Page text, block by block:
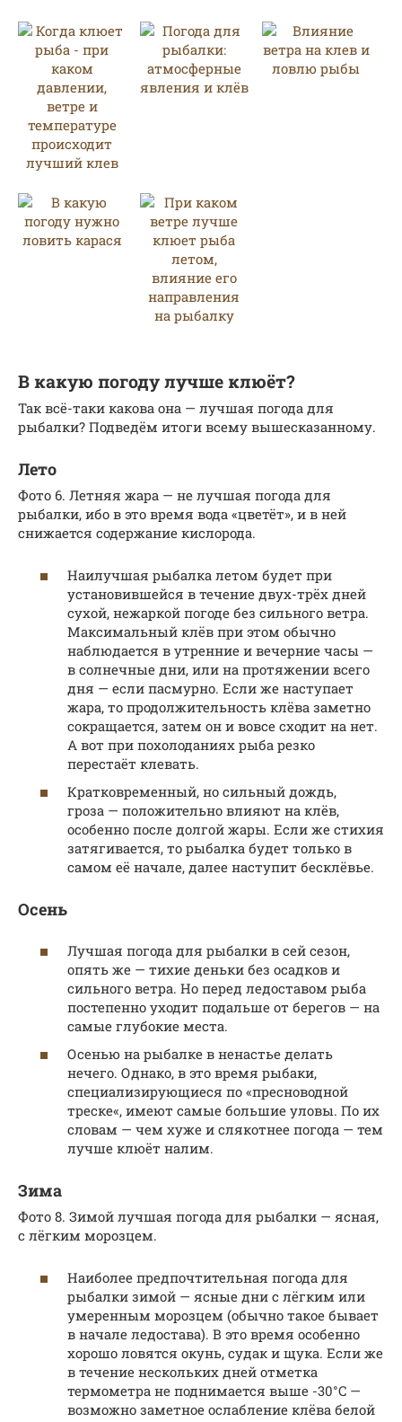
В какую погоду лучше клюёт?
Так всё-таки какова она — лучшая погода для
рыбалки? Подведём итоги всему вышесказанному.
Лето
Фото 6. Летняя жара — не лучшая погода для
рыбалки, ибо в это время вода «цветёт», и в ней
снижается содержание кислорода.
Наилучшая рыбалка летом будет при
установившейся в течение двух-трёх дней
сухой, нежаркой погоде без сильного ветра.
Максимальный клёв при этом обычно
наблюдается в утренние и вечерние часы —
в солнечные дни, или на протяжении всего
дня — если пасмурно. Если же наступает
жара, то продолжительность клёва заметно
сокращается, затем он и вовсе сходит на нет.
А вот при похолоданиях рыба резко
перестаёт клевать.
Кратковременный, но сильный дождь,
гроза — положительно влияют на клёв,
особенно после долгой жары. Если же стихия
затягивается, то рыбалка будет только в
самом её начале, далее наступит бесклёвье.
Осень
Лучшая погода для рыбалки в сей сезон,
опять же — тихие деньки без осадков и
сильного ветра. Но перед ледоставом рыба
постепенно уходит подальше от берегов — на
самые глубокие места.
Осенью на рыбалке в ненастье делать
нечего. Однако, в это время рыбаки,
специализирующиеся по «пресноводной
треске«, имеют самые большие уловы. По их
словам — чем хуже и слякотнее погода — тем
лучше клюёт налим.
Зима
Фото 8. Зимой лучшая погода для рыбалки — ясная,
с лёгким морозцем.
Наиболее предпочтительная погода для
рыбалки зимой — ясные дни с лёгким или
умеренным морозцем (обычно такое бывает
в начале ледостава). В это время особенно
хорошо ловятся окунь, судак и щука. Если же
в течение нескольких дней отметка
термометра не поднимается выше -30°C —
возможно заметное ослабление клёва белой